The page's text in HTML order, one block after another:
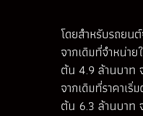
โดยสำหรับรถยน
จากเดิมที่จำหน่า
ต้น 4.9 ล้านบาท
จากเดิมที่ราคาเ
ต้น 6.3 ล้านบาท